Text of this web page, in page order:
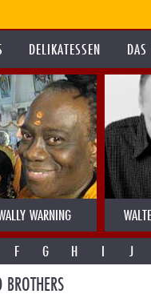
DELIKATESSEN
WARNING
F G H I J
BROTHERS